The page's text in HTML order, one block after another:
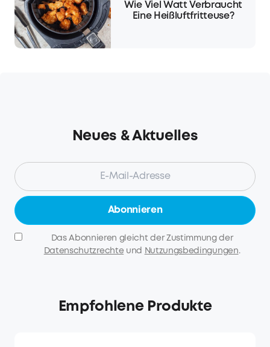
Wie Viel Watt Verbraucht
Eine Heißluftfritteuse?
Neues & Aktuelles
Abonnieren
Das Abonnieren gleicht der Zustimmung der
Datenschutzrechte und Nutzungsbedingungen.
Empfohlene Produkte